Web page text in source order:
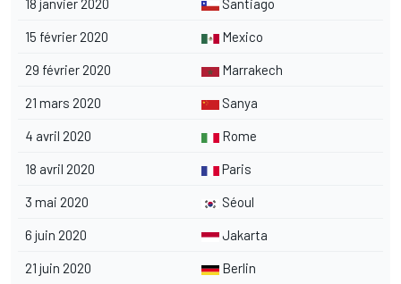
18 janvier 2020 Santiago
15 février 2020 Mexico
29 février 2020 Marrakech
21 mars 2020 Sanya
4 avril 2020 Rome
18 avril 2020 Paris
3 mai 2020 Séoul
6 juin 2020 Jakarta
21 juin 2020 Berlin